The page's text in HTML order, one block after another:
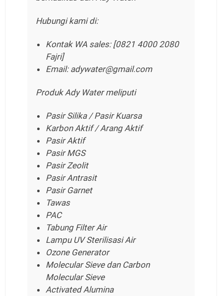
Hubungi kami di:
Kontak WA sales: [0821 4000 2080
Fajri]
Email: adywater@gmail.com
Produk Ady Water meliputi
Pasir Silika / Pasir Kuarsa
Karbon Aktif / Arang Aktif
Pasir Aktif
Pasir MGS
Pasir Zeolit
Pasir Antrasit
Pasir Garnet
Tawas
PAC
Tabung Filter Air
Lampu UV Sterilisasi Air
Ozone Generator
Molecular Sieve dan Carbon
Molecular Sieve
Activated Alumina